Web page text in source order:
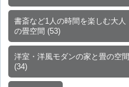
書斎など1人の時間を楽しむ大人
の畳空間 (53)
洋室・洋風モダンの家と畳の空間
(34)